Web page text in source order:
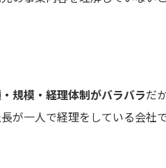
規模・経理体制がバラバラだ
が一人で経理をしている会社